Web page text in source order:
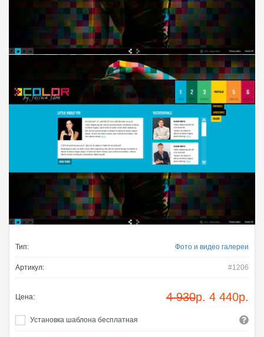
Тип: Фото и видео галереи
Артикул: #1206
Цена: 4 930р. 4 440р.
Установка шаблона бесплатная